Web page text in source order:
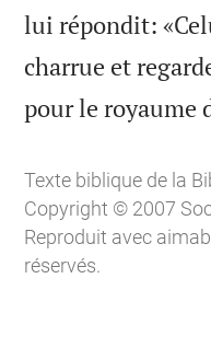
lui répondit:
charrue et
pour le royaume
Texte biblique de la
Copyright © 2007
Reproduit avec
réservés.